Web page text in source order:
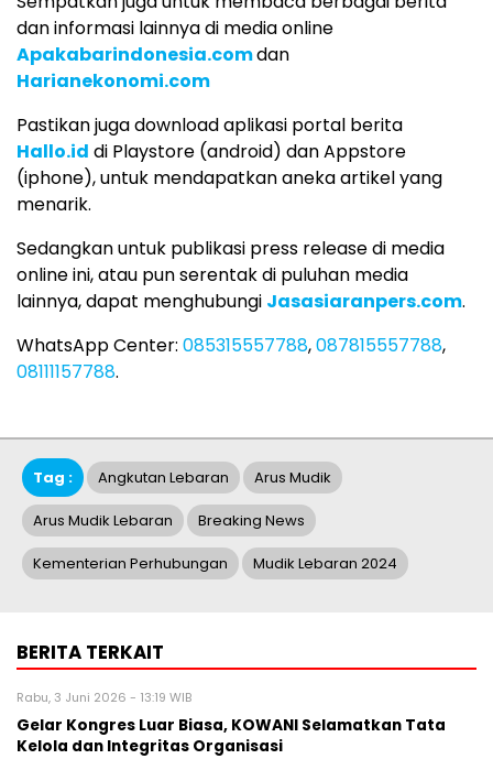
dan informasi lainnya di media online
Apakabarindonesia.comdan
Harianekonomi.com
Pastikan juga download aplikasi portal berita
Hallo.id di Playstore (android) dan Appstore
(iphone), untuk mendapatkan aneka artikel yang
menarik.
Sedangkan untuk publikasi press release di media
online ini, atau pun serentak di puluhan media
lainnya, dapat menghubungi Jasasiaranpers.com.
WhatsApp Center: 085315557788,087815557788,
08111157788.
Tag : Angkutan Lebaran Arus Mudik
Arus Mudik Lebaran Breaking News
Kementerian Perhubungan Mudik Lebaran 2024
BERITA TERKAIT
Rabu, 3 Juni 2026 - 13:19 WIB
Gelar Kongres Luar Biasa, KOWANI Selamatkan Tata
Kelola dan Integritas Organisasi